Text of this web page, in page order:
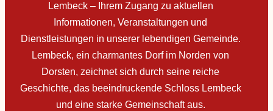
Lembeck – Ihrem Zugang zu aktuellen
Informationen, Veranstaltungen und
Dienstleistungen in unserer lebendigen Gemeinde.
Lembeck, ein charmantes Dorf im Norden von
Dorsten, zeichnet sich durch seine reiche
Geschichte, das beeindruckende Schloss Lembeck
und eine starke Gemeinschaft aus.